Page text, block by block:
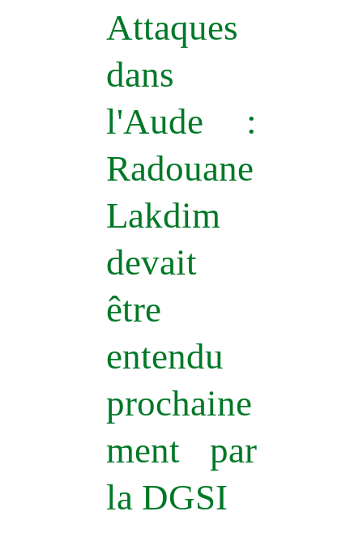
Attaques
dans
l'Aude :
Radouane
Lakdim
devait
être
entendu
prochaine
ment par
la DGSI